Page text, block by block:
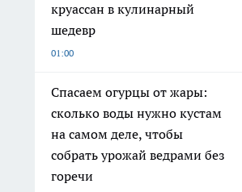
круассан в кулинарный
шедевр
01:00
Спасаем огурцы от жары:
сколько воды нужно кустам
на самом деле, чтобы
собрать урожай ведрами без
горечи